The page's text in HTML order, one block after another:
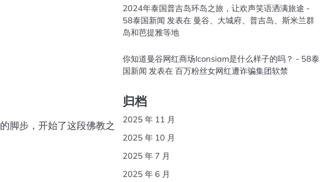
的脚步，开始了这段佛教之
2024年泰国普吉岛环岛之旅，让欢声笑语洒满旅途 -
58泰国新闻 发表在 曼谷、大城府、普吉岛、斯米兰群
岛和芭提雅等地
你知道曼谷网红商场Iconsiam是什么样子的吗？ - 58泰
国新闻 发表在 百万粉丝女网红遭诈骗集团软禁
归档
2025 年 11 月
2025 年 10 月
2025 年 7 月
2025 年 6 月